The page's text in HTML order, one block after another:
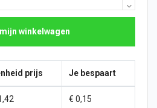
mijn winkelwagen
prijs Je bespaart
€ 0,15